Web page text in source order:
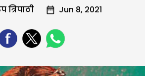
त्रिपाठी Jun 8, 2021